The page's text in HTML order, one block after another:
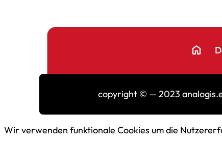
copyright © — 2023
home
Wir verwenden funktionale Cookies um die